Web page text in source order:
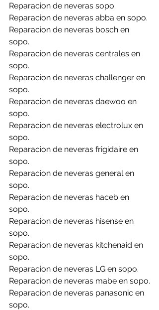
Reparacion de neveras sopo.
Reparacion de neveras abba en sopo.
Reparacion de neveras bosch en
sopo.
Reparacion de neveras centrales en
sopo.
Reparacion de neveras challenger en
sopo.
Reparacion de neveras daewoo en
sopo.
Reparacion de neveras electrolux en
sopo.
Reparacion de neveras frigidaire en
sopo.
Reparacion de neveras general en
sopo.
Reparacion de neveras haceb en
sopo.
Reparacion de neveras hisense en
sopo.
Reparacion de neveras kitchenaid en
sopo.
Reparacion de neveras LG en sopo.
Reparacion de neveras mabe en sopo.
Reparacion de neveras panasonic en
sopo.